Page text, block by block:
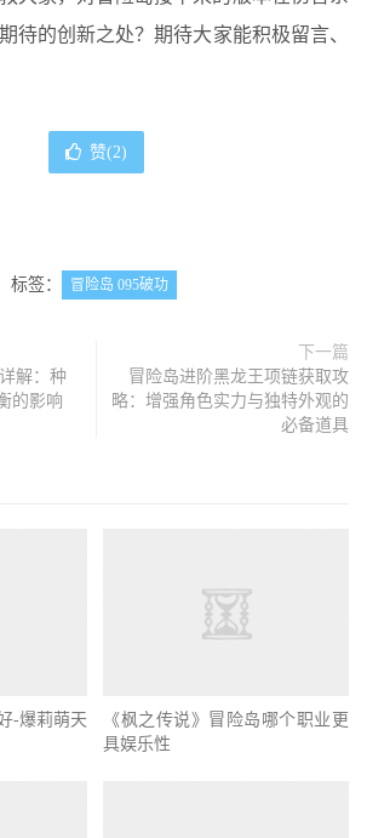
待的创新之处？期待大家能积极留言、
赞(2)
标签： 冒险岛 095破功
解：种
的影响
下一篇
冒险岛进阶黑龙王项链获取攻
略：增强角色实力与独特外观的
必备道具
-爆莉萌天
《枫之传说》冒险岛哪个职业更
具娱乐性